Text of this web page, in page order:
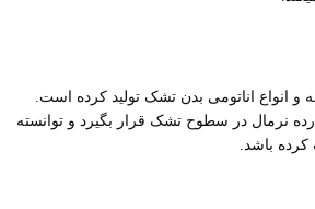
و انواع اناتومی بدن تشک تولید کرده است.
نرمال در سطوح تشک قرار بگیرد و توانسته
باشد.